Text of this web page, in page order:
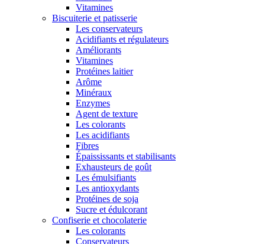
Vitamines
Biscuiterie et patisserie
Les conservateurs
Acidifiants et régulateurs
Améliorants
Vitamines
Protéines laitier
Arôme
Minéraux
Enzymes
Agent de texture
Les colorants
Les acidifiants
Fibres
Épaississants et stabilisants
Exhausteurs de goût
Les émulsifiants
Les antioxydants
Protéines de soja
Sucre et édulcorant
Confiserie et chocolaterie
Les colorants
Conservateurs